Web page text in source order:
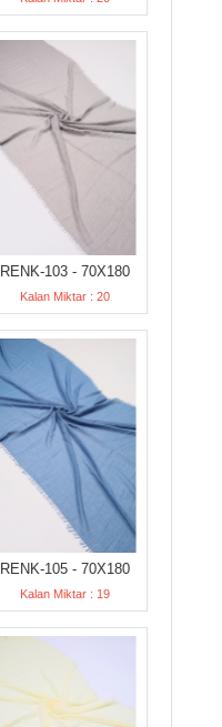
RENK-103 - 70X180
Kalan Miktar : 20
RENK-105 - 70X180
Kalan Miktar : 19